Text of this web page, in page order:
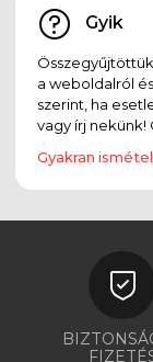
Gyik
a weboldalról
szerint, ha
vagy írj nekünk!
Gyakran